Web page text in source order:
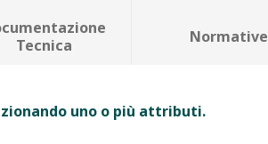
Tecnica
Normative
uno o più attributi.